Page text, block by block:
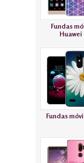
Fundas
Huawei
Fundas